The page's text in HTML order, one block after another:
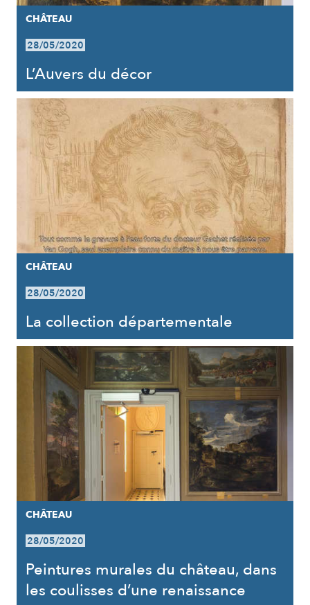
CHÂTEAU
28/05/2020
L’Auvers du décor
CHÂTEAU
28/05/2020
La collection départementale
CHÂTEAU
28/05/2020
Peintures murales du château, dans
les coulisses d’une renaissance